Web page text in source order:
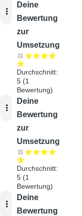
Audiodatei
Deine
Bewertung
zur
Umsetzung
Durchschnitt:
5 (1
Bewertung)
Audiodatei
Deine
Bewertung
zur
Umsetzung
Durchschnitt:
5 (1
Bewertung)
Audiodatei
Deine
Bewertung